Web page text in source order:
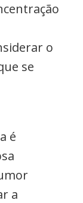
o
se
é
a